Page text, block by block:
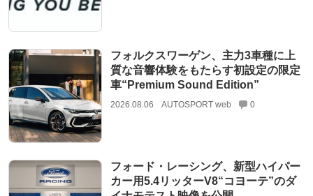
フォルクスワーゲン、主力3車種に上
質な音響体験をもたらす初設定の限定
車“Premium Sound Edition”
2026.08.06 AUTOSPORT web 0
フォード・レーシング、新型ハイパー
カー用5.4リッターV8“コヨーテ”のダ